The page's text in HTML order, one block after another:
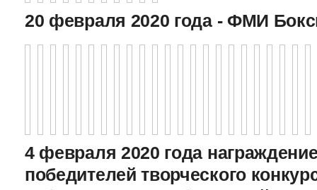
20 февраля 2020 года - ФМИ
4 февраля 2020 года
победителей творческого